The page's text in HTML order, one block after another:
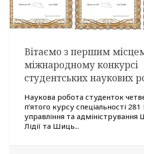
Вітаємо з першим
міжнародному конкурсі
студентських наукових
Наукова робота студенток
п’ятого курсу спеціальності 281
управління та адміністрування
Лідії та Шиць...